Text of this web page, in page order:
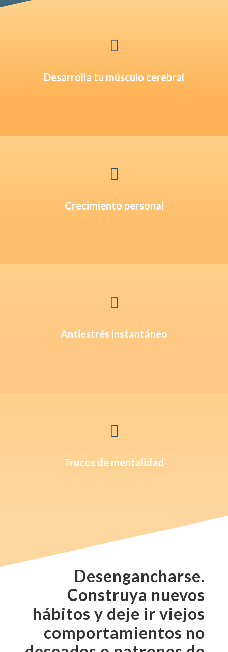

Desarrolla tu músculo cerebral

Crecimiento personal

Antiestrés instantáneo

Trucos de mentalidad
Desengancharse.
Construya nuevos
hábitos y deje ir viejos
comportamientos no